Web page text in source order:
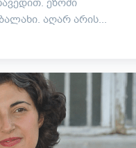
აღარ არის...